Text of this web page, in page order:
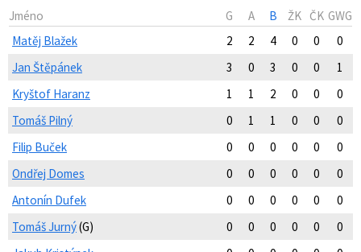
Jméno G A B ŽK ČK GWG
Matěj Blažek
2 2 4 0 0
0
Jan Štěpánek
3 0 3 0 0
1
Kryštof Haranz
1 1 2 0 0
0
Tomáš Pilný
0 1 1 0 0
0
Filip Buček
0 0 0 0 0
0
Ondřej Domes
0 0 0 0 0
0
Antonín Dufek
0 0 0 0 0
0
Tomáš Jurný(G) 0 0 0 0 0
0